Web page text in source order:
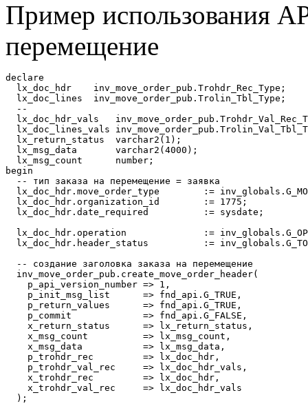
Пример использования
перемещение
declare
  lx_doc_hdr    inv_move_order_pub.Trohdr_Rec_Type;
  lx_doc_lines  inv_move_order_pub.Trolin_Tbl_Type;
  --
lx_doc_hdr_vals
lx_doc_lines_vals
  lx_return_status  varchar2(1);
  lx_msg_data       varchar2(4000);
  lx_msg_count      number;
begin
  -- тип заказа на перемещение = заявка
lx_doc_hdr.move_order_type        :=
  lx_doc_hdr.organization_id        := 1775;
  lx_doc_hdr.date_required          := sysdate;
lx_doc_hdr.operation              :=
lx_doc_hdr.header_status          :=
  -- создание заголовка заказа на перемещение
  inv_move_order_pub.create_move_order_header(
    p_api_version_number => 1,
    p_init_msg_list      => fnd_api.G_TRUE,
    p_return_values      => fnd_api.G_TRUE,
    p_commit             => fnd_api.G_FALSE,
    x_return_status      => lx_return_status,
    x_msg_count          => lx_msg_count,
    x_msg_data           => lx_msg_data,
    p_trohdr_rec         => lx_doc_hdr,
    p_trohdr_val_rec     => lx_doc_hdr_vals,
    x_trohdr_rec         => lx_doc_hdr,
    x_trohdr_val_rec     => lx_doc_hdr_vals
  );